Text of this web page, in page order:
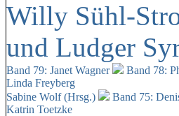
Willy Sühl-
und Ludger
Band 79: Janet Wagner Band 78:
Linda Freyberg
Sabine Wolf (Hrsg.)
Band 75:
Katrin Toetzke